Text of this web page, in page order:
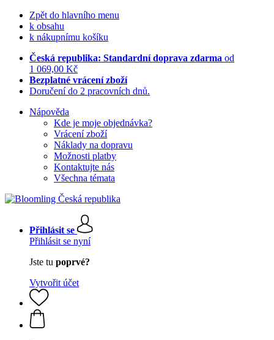
Zpět do hlavního menu
k obsahu
k nákupnímu košíku
Česká republika: Standardní doprava zdarma od
1 069,00 Kč
Bezplatné vrácení zboží
Doručení do 2 pracovních dnů.
Nápověda
Kde je moje objednávka?
Vrácení zboží
Náklady na dopravu
Možnosti platby
Kontaktujte nás
Všechna témata
Přihlásit se
Přihlásit se nyní
Jste tu poprvé?
Vytvořit účet